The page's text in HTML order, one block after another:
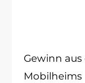
Gewinn
Mobilheims